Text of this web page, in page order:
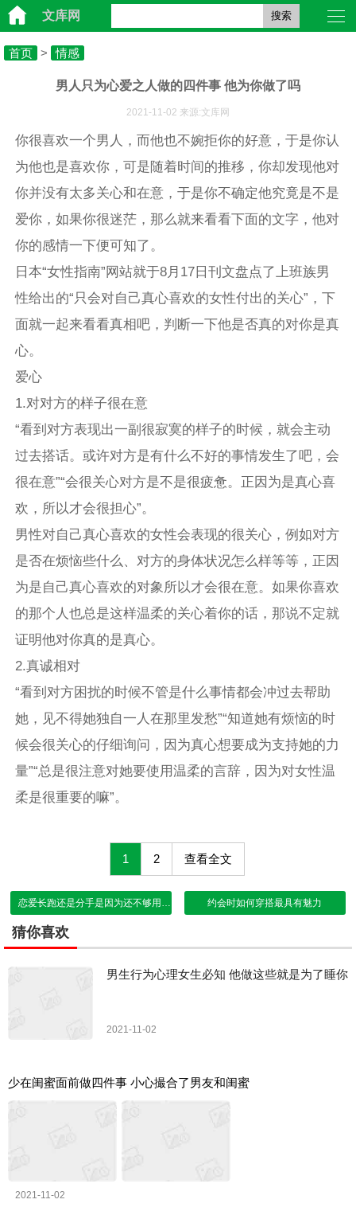
文库网 搜索
首页 > 情感
男人只为心爱之人做的四件事 他为你做了吗
2021-11-02 来源:文库网
你很喜欢一个男人，而他也不婉拒你的好意，于是你认
为他也是喜欢你，可是随着时间的推移，你却发现他对
你并没有太多关心和在意，于是你不确定他究竟是不是
爱你，如果你很迷茫，那么就来看看下面的文字，他对
你的感情一下便可知了。
日本“女性指南”网站就于8月17日刊文盘点了上班族男
性给出的“只会对自己真心喜欢的女性付出的关心”，下
面就一起来看看真相吧，判断一下他是否真的对你是真
心。
爱心
1.对对方的样子很在意
“看到对方表现出一副很寂寞的样子的时候，就会主动
过去搭话。或许对方是有什么不好的事情发生了吧，会
很在意”“会很关心对方是不是很疲惫。正因为是真心喜
欢，所以才会很担心”。
男性对自己真心喜欢的女性会表现的很关心，例如对方
是否在烦恼些什么、对方的身体状况怎么样等等，正因
为是自己真心喜欢的对象所以才会很在意。如果你喜欢
的那个人也总是这样温柔的关心着你的话，那说不定就
证明他对你真的是真心。
2.真诚相对
“看到对方困扰的时候不管是什么事情都会冲过去帮助
她，见不得她独自一人在那里发愁”“知道她有烦恼的时
候会很关心的仔细询问，因为真心想要成为支持她的力
量”“总是很注意对她要使用温柔的言辞，因为对女性温
柔是很重要的嘛”。
1 2 查看全文
恋爱长跑还是分手是因为还不够用心 约会时如何穿搭最具有魅力
猜你喜欢
男生行为心理女生必知 他做这些就是为了睡你
2021-11-02
少在闺蜜面前做四件事 小心撮合了男友和闺蜜
2021-11-02